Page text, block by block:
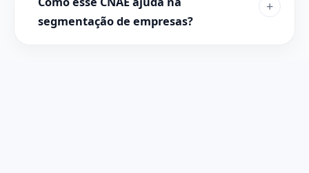
segmentação de empresas?
+